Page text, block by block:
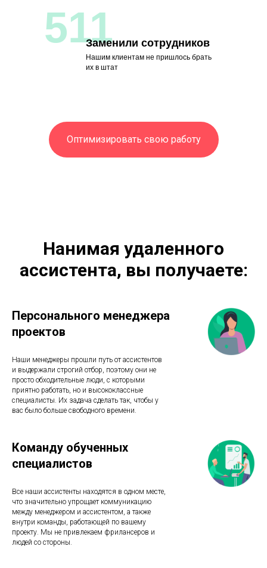
511Заменили сотрудников
Нашим клиентам не пришлось брать
их в штат
Оптимизировать свою работу
Нанимая удаленного
ассистента, вы получаете:
Персонального менеджера
проектов
Наши менеджеры прошли путь от ассистентов
и выдержали строгий отбор, поэтому они не
просто обходительные люди, с которыми
приятно работать, но и высококлассные
специалисты. Их задача сделать так, чтобы у
вас было больше свободного времени.
Команду обученных
специалистов
Все наши ассистенты находятся в одном месте,
что значительно упрощает коммуникацию
между менеджером и ассистентом, а также
внутри команды, работающей по вашему
проекту. Мы не привлекаем фрилансеров и
людей со стороны.